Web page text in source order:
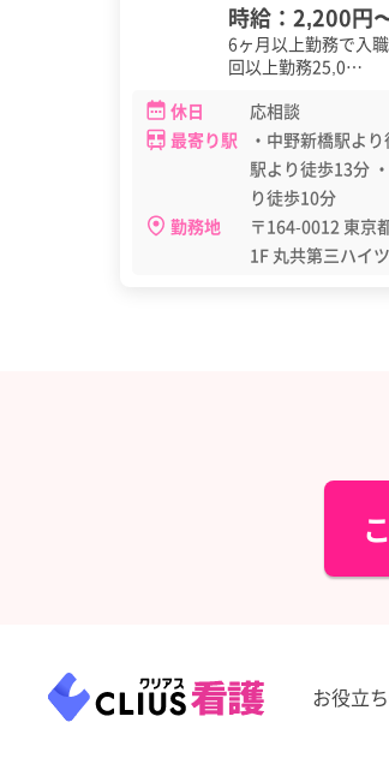
時給： 2,200円
6ヶ月以上勤務で入
回以上勤務25,0…
休日
応相談
最寄り駅
・中野新橋駅よ
駅より徒歩13分
り徒歩10分
勤務地
〒164-0012 東京
1F 丸共第三ハイツ
お役立